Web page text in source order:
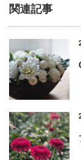
関連記事